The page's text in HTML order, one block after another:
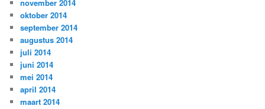
november 2014
oktober 2014
september 2014
augustus 2014
juli 2014
juni 2014
mei 2014
april 2014
maart 2014